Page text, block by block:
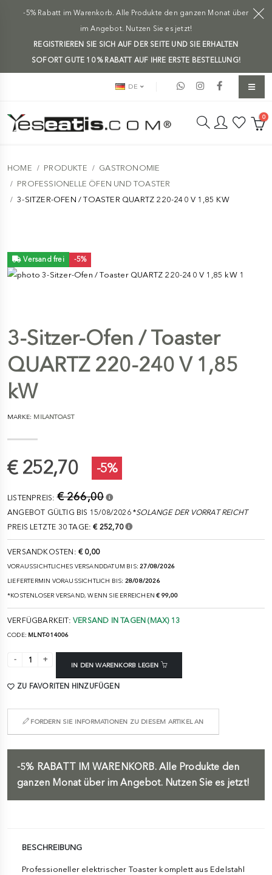
-5% Rabatt im Warenkorb. Alle Produkte den ganzen Monat über
im Angebot. Nutzen Sie es jetzt!
REGISTRIEREN SIE SICH AUF DER SEITE UND SIE ERHALTEN
SOFORT GUTE 10 % RABATT AUF IHRE ERSTE BESTELLUNG!
DE
0
HOME PRODUKTE
GASTRONOMIE
PROFESSIONELLE ÖFEN UND TOASTER
3-SITZER-OFEN / TOASTER QUARTZ 220-240 V 1,85 KW
Versand frei -5%
3-Sitzer-Ofen / Toaster
QUARTZ 220-240 V 1,85
kW
MARKE: MILANTOAST
€ 252,70 -5%
LISTENPREIS:€ 266,00
ANGEBOT GÜLTIG BIS 15/08/2026 *SOLANGE DER VORRAT REICHT
PREIS LETZTE 30 TAGE:€ 252,70
VERSANDKOSTEN: € 0,00
VORAUSSICHTLICHES VERSANDDATUM BIS:27/08/2026
LIEFERTERMIN VORAUSSICHTLICH BIS: 28/08/2026
*KOSTENLOSER VERSAND, WENN SIE ERREICHEN€ 99,00
VERFÜGBARKEIT: VERSAND IN TAGEN (MAX) 13
CODE: MLNT-014006
IN DEN WARENKORB LEGEN
ZU FAVORITEN HINZUFÜGEN
FORDERN SIE INFORMATIONEN ZU DIESEM ARTIKEL AN
-5% RABATT IM WARENKORB.Alle Produkte den
ganzen Monat über im Angebot. Nutzen Sie es jetzt!
BESCHREIBUNG
Professioneller elektrischer Toaster komplett aus Edelstahl